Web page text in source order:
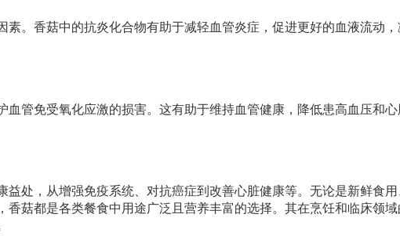
素。香菇中的抗炎化合物有助于减轻血管炎症，促进更好的血液流动
血管免受氧化应激的损害。这有助于维持血管健康，降低患高血压和
处，从增强免疫系统、对抗癌症到改善心脏健康等。无论是新鲜食用
香菇都是各类餐食中用途广泛且营养丰富的选择。其在烹饪和临床领